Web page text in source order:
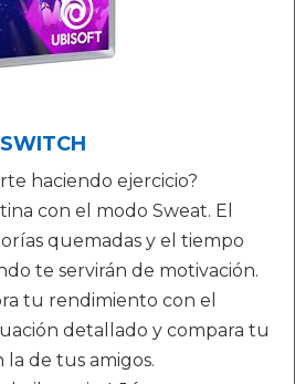
haciendo ejercicio?
con el modo Sweat. El
quemadas y el tiempo
te servirán de motivación.
tu rendimiento con el
detallado y compara tu
de tus amigos.